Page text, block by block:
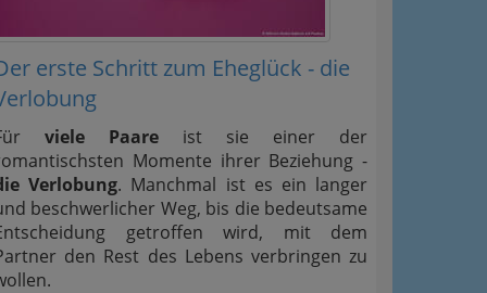
erste Schritt zum Eheglück - die
viele Paare ist sie einer der
Momente ihrer Beziehung -
Verlobung. Manchmal ist es ein langer
beschwerlicher Weg, bis die bedeutsame
getroffen wird, mit dem
den Rest des Lebens verbringen zu